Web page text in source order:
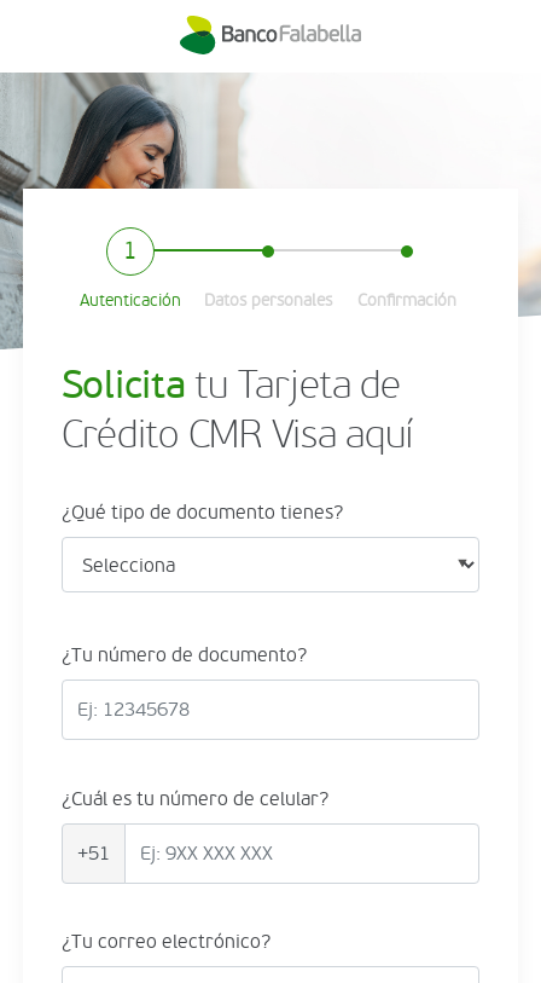
Autenticación Datos personales Confirmación
Solicita tu Tarjeta de
Crédito CMR Visa aquí
¿Qué tipo de documento tienes?
¿Tu número de documento?
¿Cuál es tu número de celular?
+51
¿Tu correo electrónico?